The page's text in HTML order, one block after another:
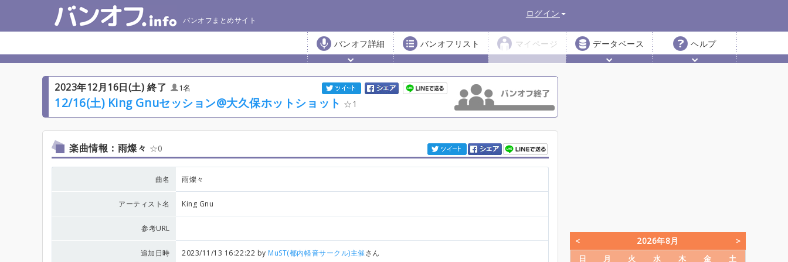
バンオフまとめサイト
ログイン
バンオフ詳細 バンオフリスト マイページ データベース ヘルプ
2023年12月16日(土) 終了 1名
12/16(土) King Gnuセッション@大久保ホットショット 1
楽曲情報：雨燦々 0
曲名 雨燦々
アーティスト名 King Gnu
参考URL
追加日時 2023/11/13 16:22:22 by MuST(都内軽音サークル)主催さん
2026年8月
日 月 火 水 木 金
土